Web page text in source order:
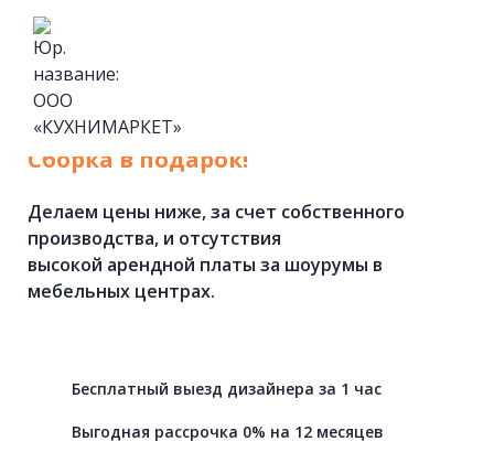
Кухни на заказ
Cборка в подарок!
Делаем цены ниже, за счет собственного
производства, и отсутствия
высокой арендной платы за шоурумы в
мебельных центрах.
Бесплатный выезд дизайнера за 1 час
Выгодная рассрочка 0% на 12 месяцев